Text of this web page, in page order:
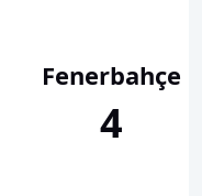
Fenerbahçe
4